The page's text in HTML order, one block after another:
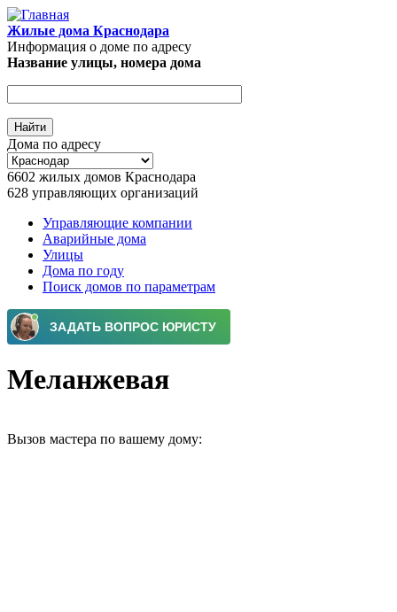
Перейти к основному содержанию
Жилые дома Краснодара
Информация о доме по адресу
Название улицы, номера дома
Дома по адресу
6602 жилых домов Краснодара
628 управляющих организаций
Главное меню
Управляющие компании
Аварийные дома
Улицы
Дома по году
Поиск домов по параметрам
Меланжевая
Вызов мастера по вашему дому: